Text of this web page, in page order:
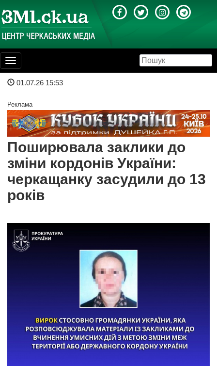
Toggle
navigation
01.07.26 15:53
Реклама
Поширювала заклики до
зміни кордонів України:
черкащанку засудили до 13
років